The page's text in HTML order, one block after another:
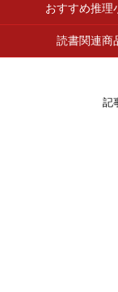
おすすめ推理
読書関連商
記